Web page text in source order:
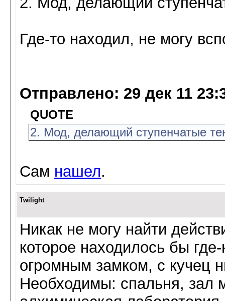
Где-то находил, не могу
Отправлено: 29 дек 11
QUOTE
2. Мод, делающий ступенчатые
Сам нашел.
Twilight
Никак не могу найти
которое находилось бы
огромным замком, с кучец
Необходимы: спальня, зал